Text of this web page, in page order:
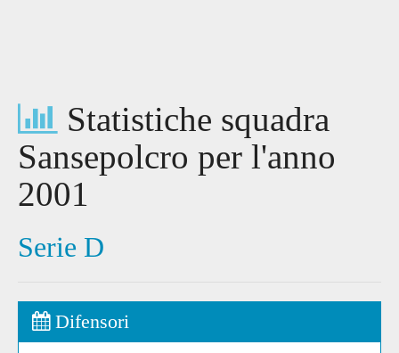
Statistiche squadra
Sansepolcro per l'anno
2001
Serie D
Difensori